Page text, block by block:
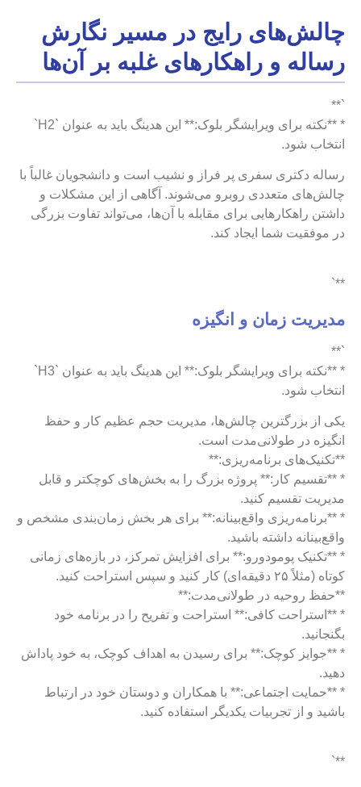
چالش‌های رایج در مسیر نگارش
رساله و راهکارهای غلبه بر آن‌ها
`**
* **نکته برای ویرایشگر بلوک:** این هدینگ باید به عنوان `H2`
انتخاب شود.
رساله دکتری سفری پر فراز و نشیب است و دانشجویان غالباً با
چالش‌های متعددی روبرو می‌شوند. آگاهی از این مشکلات و
داشتن راهکارهایی برای مقابله با آن‌ها، می‌تواند تفاوت بزرگی
در موفقیت شما ایجاد کند.
**`
مدیریت زمان و انگیزه
`**
* **نکته برای ویرایشگر بلوک:** این هدینگ باید به عنوان `H3`
انتخاب شود.
یکی از بزرگترین چالش‌ها، مدیریت حجم عظیم کار و حفظ
انگیزه در طولانی‌مدت است.
**تکنیک‌های برنامه‌ریزی:**
* **تقسیم کار:** پروژه بزرگ را به بخش‌های کوچکتر و قابل
مدیریت تقسیم کنید.
* **برنامه‌ریزی واقع‌بینانه:** برای هر بخش زمان‌بندی مشخص و
واقع‌بینانه داشته باشید.
* **تکنیک پومودورو:** برای افزایش تمرکز، در بازه‌های زمانی
کوتاه (مثلاً ۲۵ دقیقه‌ای) کار کنید و سپس استراحت کنید.
**حفظ روحیه در طولانی‌مدت:**
* **استراحت کافی:** استراحت و تفریح را در برنامه خود
بگنجانید.
* **جوایز کوچک:** برای رسیدن به اهداف کوچک، به خود پاداش
دهید.
* **حمایت اجتماعی:** با همکاران و دوستان خود در ارتباط
باشید و از تجربیات یکدیگر استفاده کنید.
**`